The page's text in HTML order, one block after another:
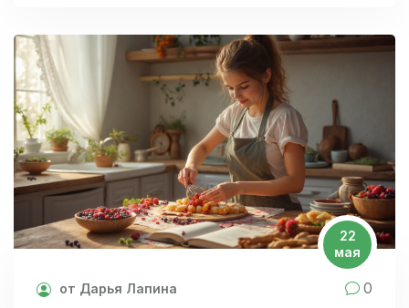
объясним, какие ингредиенты стоит
внимательно искать на упаковках. Приводим
реальные советы для заботливых родителей,
чтобы не запутаться среди ярких упаковок.
22
мая
от Дарья Лапина 0